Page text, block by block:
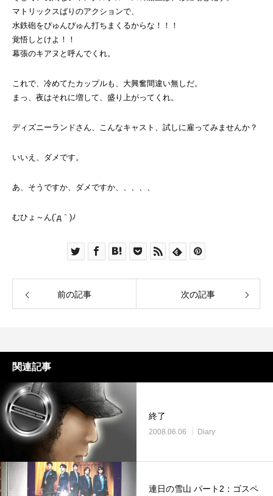
マトリックスばりのアクションで、
水鉄砲をぴゅんぴゅん打ちまくるからな！！！
覚悟しとけよ！！
幕張のキアヌと呼んでくれ。
これで、冷めてたカップルも、大興奮間違い無しだ。
まっ、夜はそれに増して、盛り上がってくれ。
ディズニーランドさん、こんなキャスト、試しに雇ってみませんか？
いいえ、ダメです。
あ、そうですか、ダメですか、、、、、
むひょ～ん(´д｀)ﾉ
前の記事 次の記事
関連記事
終了
2008.06.06 Diary
連日の雪山 パート2：ゴスペ